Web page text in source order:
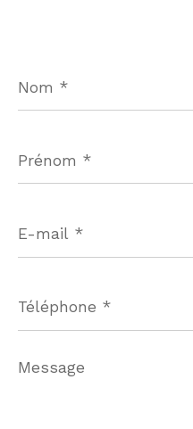
*
*
mail
*
*
Message
*